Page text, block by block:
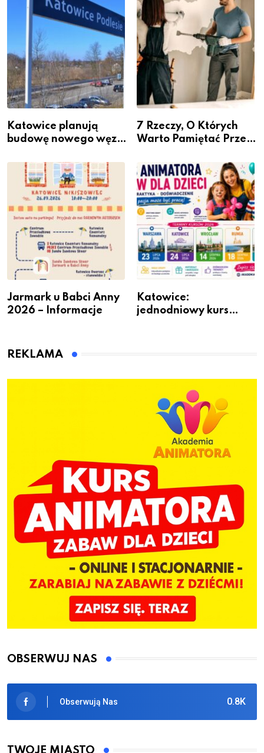
przedsiębiorców
Katowice planują
budowę nowego węzła
Podlesiu
7 Rzeczy, O Których
Warto Pamiętać Przed
Jarmark u Babci Anny
2026 – Informacje
Katowice:
jednodniowy kurs
REKLAMA
OBSERWUJ NAS
0.8K
Obserwują Nas
TWOJE MIASTO